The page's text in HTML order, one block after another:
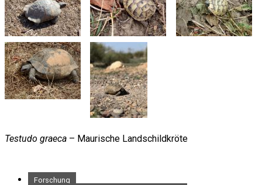
Testudo graeca – Maurische Landschildkröte
Forschung